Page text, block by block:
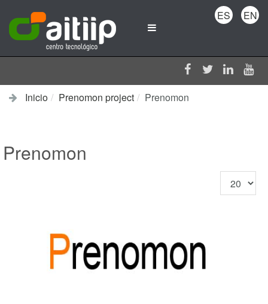
Inicio Prenomon project Prenomon
Prenomon
Cantidad
a
ES EN